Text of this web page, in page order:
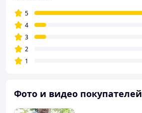
5
4
3
2
1
Фото и видео покупателей